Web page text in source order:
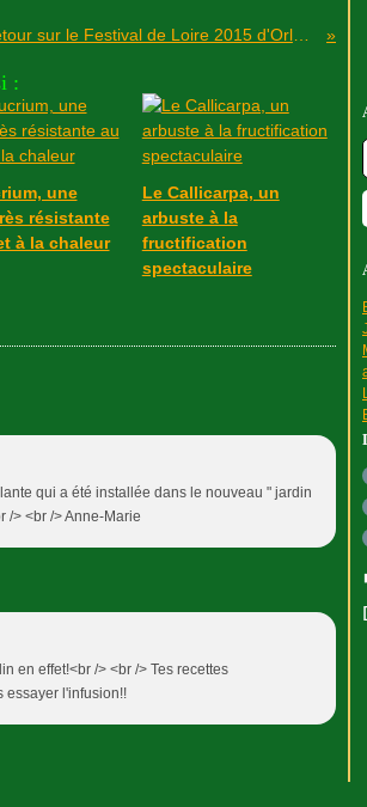
Retour sur le Festival de Loire 2015 d'Orléans...
:
une
résistante
à la chaleur
Le Callicarpa, un
arbuste à la
fructification
spectaculaire
qui a été installée dans le nouveau " jardin
/> <br /> Anne-Marie
en effet!<br /> <br /> Tes recettes
essayer l'infusion!!